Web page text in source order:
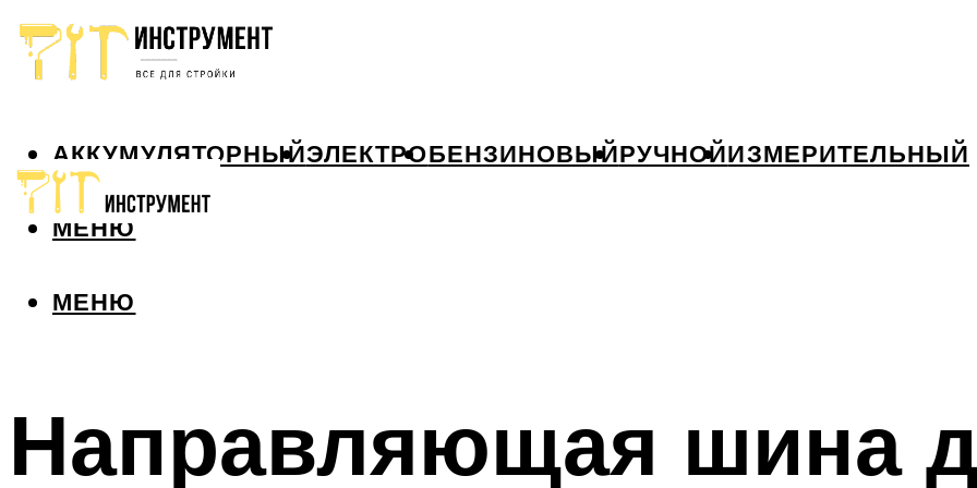
АККУМУЛЯТОРНЫЙЭЛЕКТРОБЕНЗИНОВЫЙРУЧНОЙИЗМЕРИТЕЛЬНЫЙ
МЕНЮ
МЕНЮ
Направляющая шина